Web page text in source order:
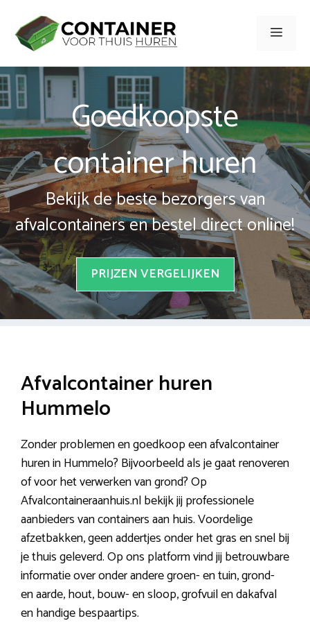
naar
inhoud
Menu
Goedkoopste
container huren
Bekijk de beste bezorgers van
afvalcontainers en bestel direct online!
PRIJZEN VERGELIJKEN
Afvalcontainer huren
Hummelo
Zonder problemen en goedkoop een afvalcontainer
huren in Hummelo? Bijvoorbeeld als je gaat renoveren
of voor het verwerken van grond? Op
Afvalcontaineraanhuis.nl bekijk jij professionele
aanbieders van containers aan huis. Voordelige
afzetbakken, geen addertjes onder het gras en snel bij
je thuis geleverd. Op ons platform vind jij betrouwbare
informatie over onder andere groen- en tuin, grond-
en aarde, hout, bouw- en sloop, grofvuil en dakafval
en handige bespaartips.